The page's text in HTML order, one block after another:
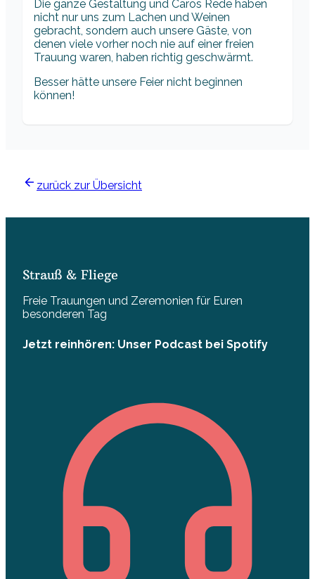
Die ganze Gestaltung und Caros Rede haben
nicht nur uns zum Lachen und Weinen
gebracht, sondern auch unsere Gäste, von
denen viele vorher noch nie auf einer freien
Trauung waren, haben richtig geschwärmt.
Besser hätte unsere Feier nicht beginnen
können!
zurück zur Übersicht
Strauß & Fliege
Freie Trauungen und Zeremonien für Euren
besonderen Tag
Jetzt reinhören: Unser Podcast bei Spotify